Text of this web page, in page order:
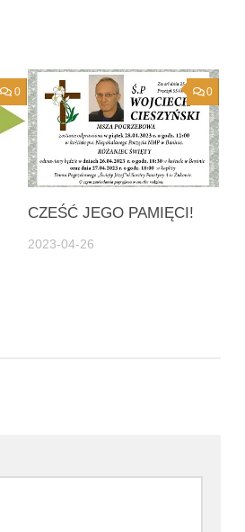
0 0
CZEŚĆ JEGO PAMIĘCI!
2023-04-26